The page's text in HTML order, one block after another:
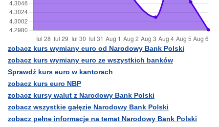
zobacz kurs wymiany euro od Narodowy Bank Polski
zobacz kurs wymiany euro ze wszystkich banków
Sprawdź kurs euro w kantorach
zobacz kurs euro NBP
zobacz kursy walut z Narodowy Bank Polski
zobacz wszystkie gałęzie Narodowy Bank Polski
zobacz pełne informacje na temat Narodowy Bank Polski